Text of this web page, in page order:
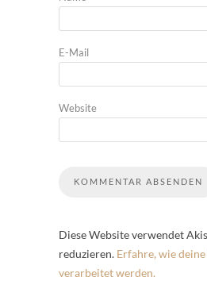
E-Mail
Website
Diese Website verwendet
reduzieren. Erfahre, wie
verarbeitet werden.